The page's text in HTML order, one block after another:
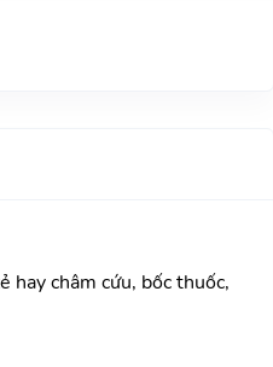
hay châm cứu, bốc thuốc,